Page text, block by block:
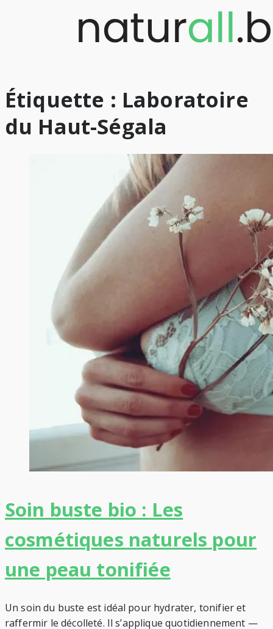
Étiquette : Laboratoire
du Haut-Ségala
Soin buste bio : Les
cosmétiques naturels pour
une peau tonifiée
Un soin du buste est idéal pour hydrater, tonifier et
raffermir le décolleté. Il s’applique quotidiennement —